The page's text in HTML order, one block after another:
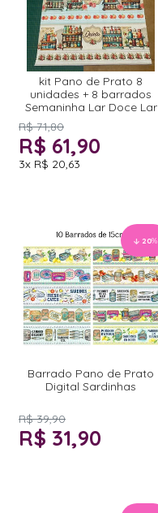
kit Pano de Prato 8
unidades + 8 barrados
Semaninha Lar Doce Lar
R$ 71,80
R$ 61,90
3x R$ 20,63
20%
Barrado Pano de Prato
Digital Sardinhas
R$ 39,90
R$ 31,90